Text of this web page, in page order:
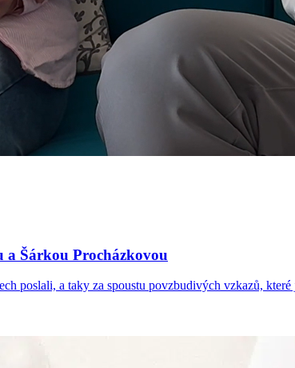
a Šárkou Procházkovou
poslali, a taky za spoustu povzbudivých vzkazů, které